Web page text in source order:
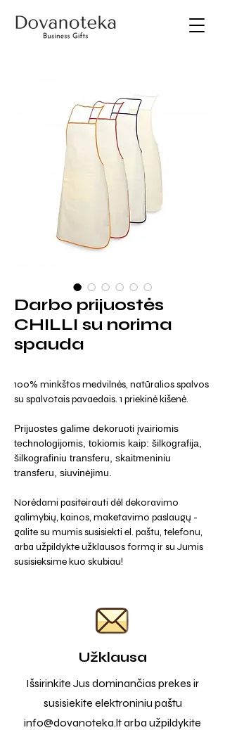
Darbo prijuostės
CHILLI su norima
spauda
100% minkštos medvilnės, natūralios spalvos
su spalvotais pavaedais. 1 priekinė kišenė.
Prijuostes galime dekoruoti įvairiomis
technologijomis, tokiomis kaip: šilkografija,
šilkografiniu transferu, skaitmeniniu
transferu, siuvinėjimu.
Norėdami pasiteirauti dėl dekoravimo
galimybių, kainos, maketavimo paslaugų -
galite su mumis susisiekti el. paštu, telefonu,
arba užpildykte užklausos formą ir su Jumis
susisieksime kuo skubiau!
Užklausa
Išsirinkite Jus dominančias prekes ir
susisiekite elektroniniu paštu
info@dovanoteka.ltarba užpildykite